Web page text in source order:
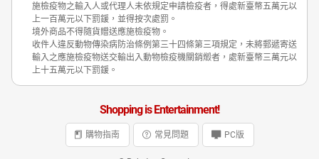
施檢疫物之輸入人或代理人未依規定申請檢疫者，得處新臺幣五萬元以
上一百萬元以下罰鍰，並得按次處罰。
境外商品不得隨貨贈送應施檢疫物。
收件人違反動物傳染病防治條例第三十四條第三項規定，未將郵遞寄送
輸入之應施檢疫物送交輸出入動物檢疫機關銷燬者，處新臺幣三萬元以
上十五萬元以下罰鍰。
Shopping is Entertainment!
購物指南 常見問題 PC版